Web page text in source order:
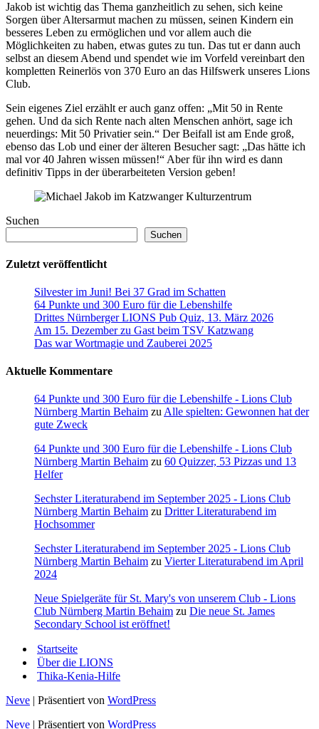
Jakob ist wichtig das Thema ganzheitlich zu sehen, sich keine
Sorgen über Altersarmut machen zu müssen, seinen Kindern ein
besseres Leben zu ermöglichen und vor allem auch die
Möglichkeiten zu haben, etwas gutes zu tun. Das tut er dann auch
selbst an diesem Abend und spendet wie im Vorfeld vereinbart den
kompletten Reinerlös von 370 Euro an das Hilfswerk unseres Lions
Club.
Sein eigenes Ziel erzählt er auch ganz offen: „Mit 50 in Rente
gehen. Und da sich Rente nach alten Menschen anhört, sage ich
neuerdings: Mit 50 Privatier sein.“ Der Beifall ist am Ende groß,
ebenso das Lob und einer der älteren Besucher sagt: „Das hätte ich
mal vor 40 Jahren wissen müssen!“ Aber für ihn wird es dann
definitiv Tipps in der überarbeiteten Version geben!
Suchen
Suchen
Zuletzt veröffentlicht
Silvester im Juni! Bei 37 Grad im Schatten
64 Punkte und 300 Euro für die Lebenshilfe
Drittes Nürnberger LIONS Pub Quiz, 13. März 2026
Am 15. Dezember zu Gast beim TSV Katzwang
Das war Wortmagie und Zauberei 2025
Aktuelle Kommentare
64 Punkte und 300 Euro für die Lebenshilfe - Lions Club
Nürnberg Martin Behaim zu Alle spielten: Gewonnen hat der
gute Zweck
64 Punkte und 300 Euro für die Lebenshilfe - Lions Club
Nürnberg Martin Behaim zu 60 Quizzer, 53 Pizzas und 13
Helfer
Sechster Literaturabend im September 2025 - Lions Club
Nürnberg Martin Behaim zu Dritter Literaturabend im
Hochsommer
Sechster Literaturabend im September 2025 - Lions Club
Nürnberg Martin Behaim zu Vierter Literaturabend im April
2024
Neue Spielgeräte für St. Mary's von unserem Club - Lions
Club Nürnberg Martin Behaim zu Die neue St. James
Secondary School ist eröffnet!
Startseite
Über die LIONS
Thika-Kenia-Hilfe
Neve | Präsentiert von WordPress
Neve | Präsentiert von WordPress